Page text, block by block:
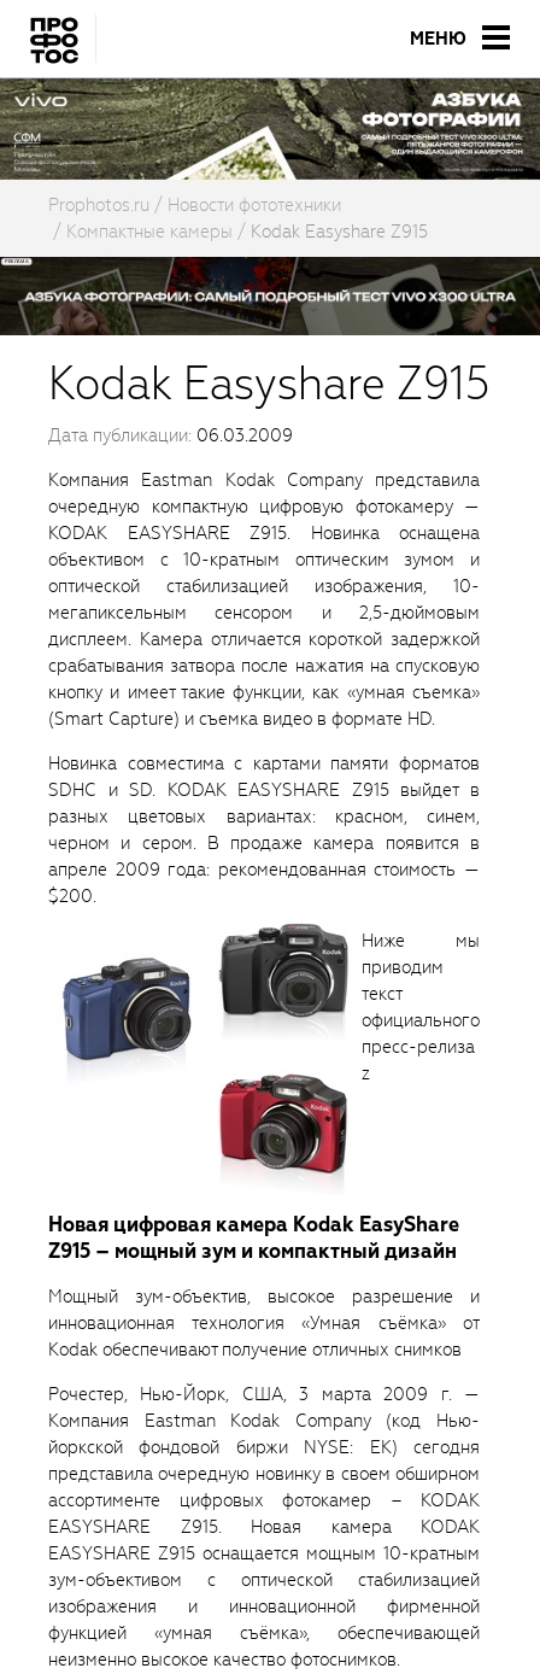
МЕНЮ
Prophotos.ru
Новости фототехники
Компактные камеры
Kodak Easyshare Z915
Kodak Easyshare Z915
Дата публикации: 06.03.2009
Компания Eastman Kodak Company представила
очередную компактную цифровую фотокамеру —
KODAK EASYSHARE Z915. Новинка оснащена
объективом с 10-кратным оптическим зумом и
оптической стабилизацией изображения, 10-
мегапиксельным сенсором и 2,5-дюймовым
дисплеем. Камера отличается короткой задержкой
срабатывания затвора после нажатия на спусковую
кнопку и имеет такие функции, как «умная съемка»
(Smart Capture) и съемка видео в формате HD.
Новинка совместима с картами памяти форматов
SDHC и SD. KODAK EASYSHARE Z915 выйдет в
разных цветовых вариантах: красном, синем,
черном и сером. В продаже камера появится в
апреле 2009 года: рекомендованная стоимость —
$200.
Ниже мы
приводим
текст
официального
пресс-релиза
z
Новая цифровая камера Kodak EasyShare
Z915 – мощный зум и компактный дизайн
Мощный зум-объектив, высокое разрешение и
инновационная технология «Умная съёмка» от
Kodak обеспечивают получение отличных снимков
Рочестер, Нью-Йорк, США, 3 марта 2009 г. —
Компания Eastman Kodak Company (код Нью-
йоркской фондовой биржи NYSE: EK) сегодня
представила очередную новинку в своем обширном
ассортименте цифровых фотокамер – KODAK
EASYSHARE Z915. Новая камера KODAK
EASYSHARE Z915 оснащается мощным 10-кратным
зум-объективом с оптической стабилизацией
изображения и инновационной фирменной
функцией «умная съёмка», обеспечивающей
неизменно высокое качество фотоснимков.